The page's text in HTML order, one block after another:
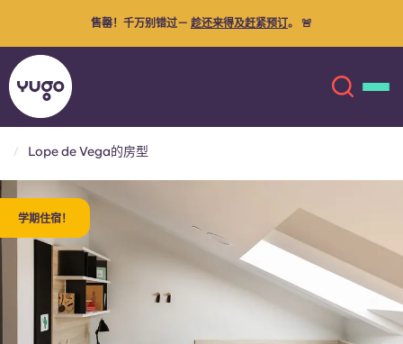
地点
更多 Español
荐好友，赢取奖励！——推荐一位好友，你们两人都将获得一张
元的亚马逊礼品卡！
Lope de Vega的房型
学期住宿！